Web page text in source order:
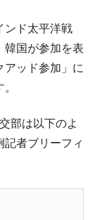
ンド太平洋戦
韓国が参加を表
アッド参加」に
部は以下のよ
記者ブリーフィ